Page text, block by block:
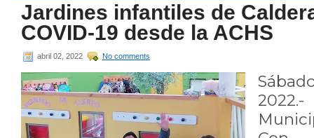
Jardines infantiles de
COVID-19 desde la ACHS
abril 02, 2022 No comments